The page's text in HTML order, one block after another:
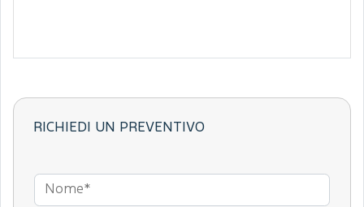
RICHIEDI UN PREVENTIVO